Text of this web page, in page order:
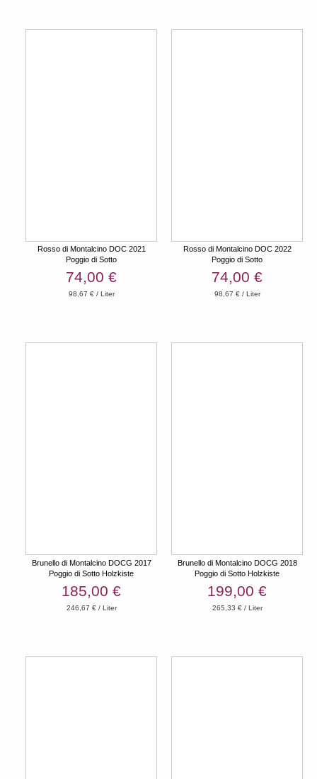
Rosso di Montalcino DOC 2021
Poggio di Sotto
74,00 €
98,67 € / Liter
Rosso di Montalcino DOC 2022
Poggio di Sotto
74,00 €
98,67 € / Liter
Brunello di Montalcino DOCG 2017
Poggio di Sotto Holzkiste
185,00 €
246,67 € / Liter
Brunello di Montalcino DOCG 2018
Poggio di Sotto Holzkiste
199,00 €
265,33 € / Liter